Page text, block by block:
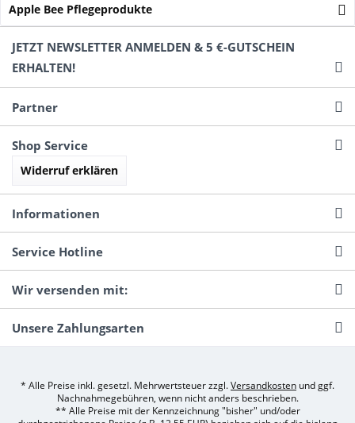
Apple Bee Pflegeprodukte
JETZT NEWSLETTER ANMELDEN & 5 €-GUTSCHEIN
ERHALTEN!
Partner
Shop Service
Widerruf erklären
Informationen
Service Hotline
Wir versenden mit:
Unsere Zahlungsarten
* Alle Preise inkl. gesetzl. Mehrwertsteuer zzgl.Versandkosten und ggf.
Nachnahmegebühren, wenn nicht anders beschrieben.
** Alle Preise mit der Kennzeichnung "bisher" und/oder